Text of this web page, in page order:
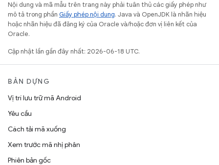
Nội dung và mã mẫu trên trang này phải tuân thủ các giấy phép như
mô tả trong phần Giấy phép nội dung. Java và OpenJDK là nhãn hiệu
hoặc nhãn hiệu đã đăng ký của Oracle và/hoặc đơn vị liên kết của
Oracle.
Cập nhật lần gần đây nhất: 2026-06-18 UTC.
BẢN DỰNG
Vị trí lưu trữ mã Android
Yêu cầu
Cách tải mã xuống
Xem trước mã nhị phân
Phiên bản gốc